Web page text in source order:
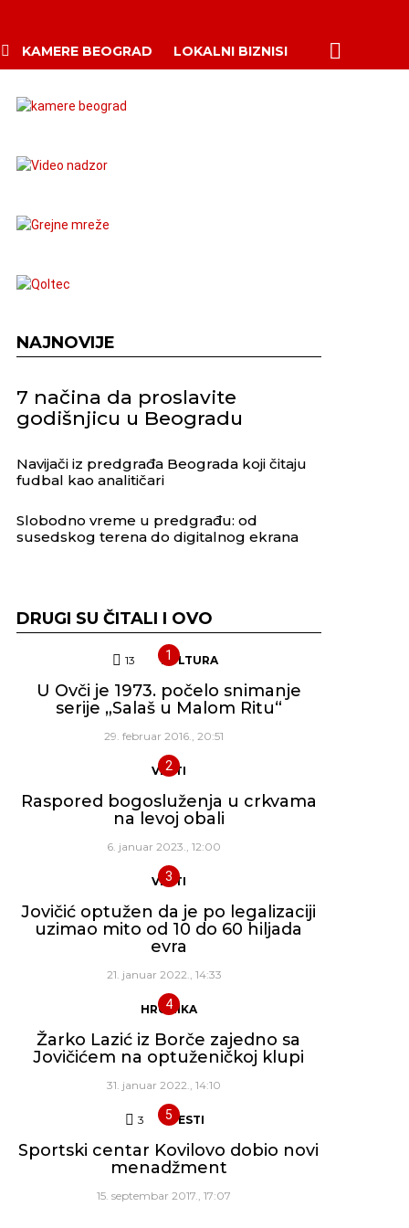
KAMERE BEOGRAD LOKALNI BIZNISI
NAJNOVIJE
7 načina da proslavite
godišnjicu u Beogradu
Navijači iz predgrađa Beograda koji čitaju
fudbal kao analitičari
Slobodno vreme u predgrađu: od
susedskog terena do digitalnog ekrana
DRUGI SU ČITALI I OVO
13 Komentara
KULTURA
U Ovči je 1973. počelo snimanje
serije „Salaš u Malom Ritu“
29. februar 2016., 20:51
VESTI
Raspored bogosluženja u crkvama
na levoj obali
6. januar 2023., 12:00
VESTI
Jovičić optužen da je po legalizaciji
uzimao mito od 10 do 60 hiljada
evra
21. januar 2022., 14:33
HRONIKA
Žarko Lazić iz Borče zajedno sa
Jovičićem na optuženičkoj klupi
31. januar 2022., 14:10
3 Komentara
VESTI
Sportski centar Kovilovo dobio novi
menadžment
15. septembar 2017., 17:07